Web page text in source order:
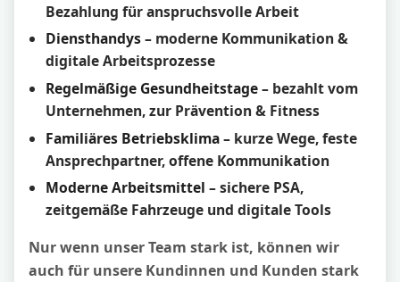
Bezahlung für anspruchsvolle Arbeit
Diensthandys– moderne Kommunikation &
digitale Arbeitsprozesse
Regelmäßige Gesundheitstage– bezahlt vom
Unternehmen, zur Prävention & Fitness
Familiäres Betriebsklima– kurze Wege, feste
Ansprechpartner, offene Kommunikation
Moderne Arbeitsmittel – sichere PSA,
zeitgemäße Fahrzeuge und digitale Tools
Nur wenn unser Team stark ist, können wir
auch für unsere Kundinnen und Kunden stark